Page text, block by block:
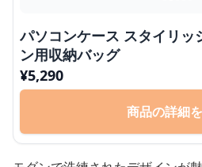
パソコンケース スタイリッシュ 14インチ パソコ
ン用収納バッグ
¥5,290
商品の詳細